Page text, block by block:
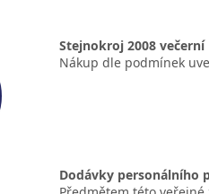
Stejnokroj 2008 večerní
Nákup dle podmínek
Dodávky personálního